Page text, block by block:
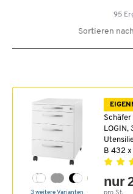
95
Sortieren
3 weitere Varianten
Schäfer
LOGIN,
B 432
nur